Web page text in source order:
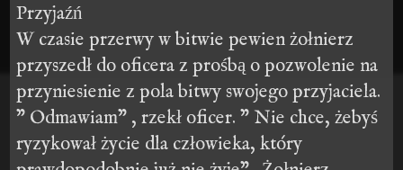
Przyjaźń
W czasie przerwy w bitwie pewien żołnierz
przyszedł do oficera z prośbą o pozwolenie na
przyniesienie z pola bitwy swojego przyjaciela.
” Odmawiam” , rzekł oficer. ” Nie chce, żebyś
ryzykował życie dla człowieka, który